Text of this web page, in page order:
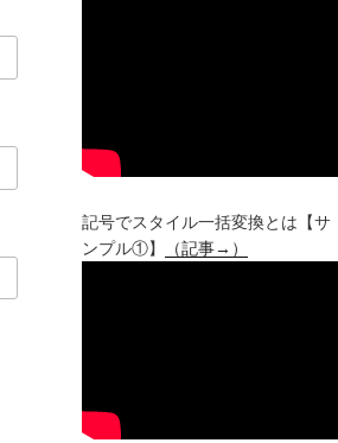
記号でスタイル一括変換とは【サ
ンプル①】
（記事→）